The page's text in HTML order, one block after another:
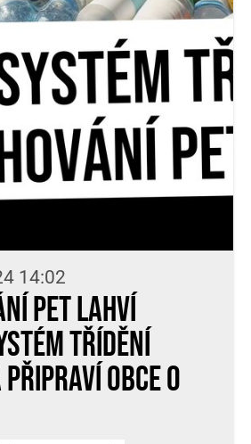
14:02
PET lahví
třídění
připraví obce o